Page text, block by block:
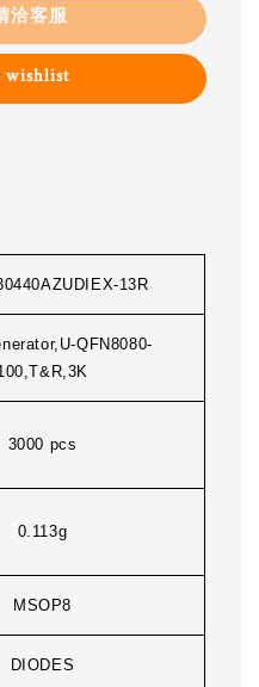
洽客服
13R
QFN8080-
3000 pcs
0.113g
MSOP8
DIODES